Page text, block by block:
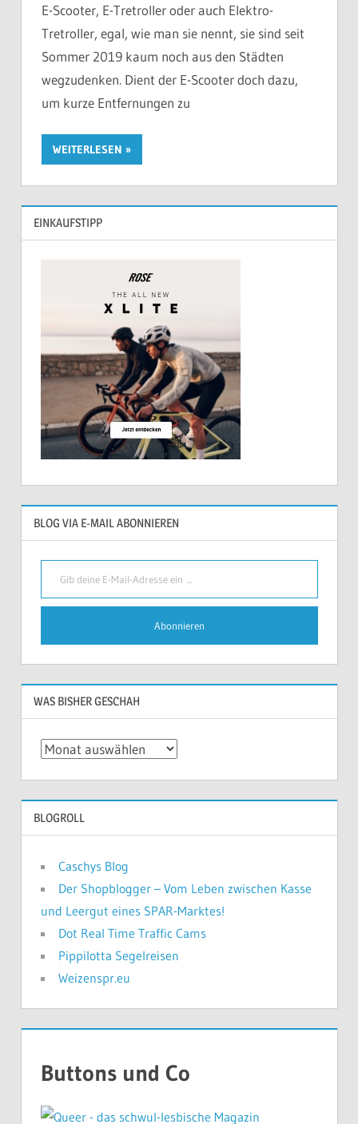
E-Scooter, E-Tretroller oder auch Elektro-
Tretroller, egal, wie man sie nennt, sie sind seit
Sommer 2019 kaum noch aus den Städten
wegzudenken. Dient der E-Scooter doch dazu,
um kurze Entfernungen zu
WEITERLESEN
EINKAUFSTIPP
BLOG VIA E-MAIL ABONNIEREN
Gib deine E-Mail-Adresse ein ...
Abonnieren
WAS BISHER GESCHAH
Was
BLOGROLL
Caschys Blog
Der Shopblogger – Vom Leben zwischen Kasse
und Leergut eines SPAR-Marktes!
Dot Real Time Traffic Cams
Pippilotta Segelreisen
Weizenspr.eu
Buttons und Co